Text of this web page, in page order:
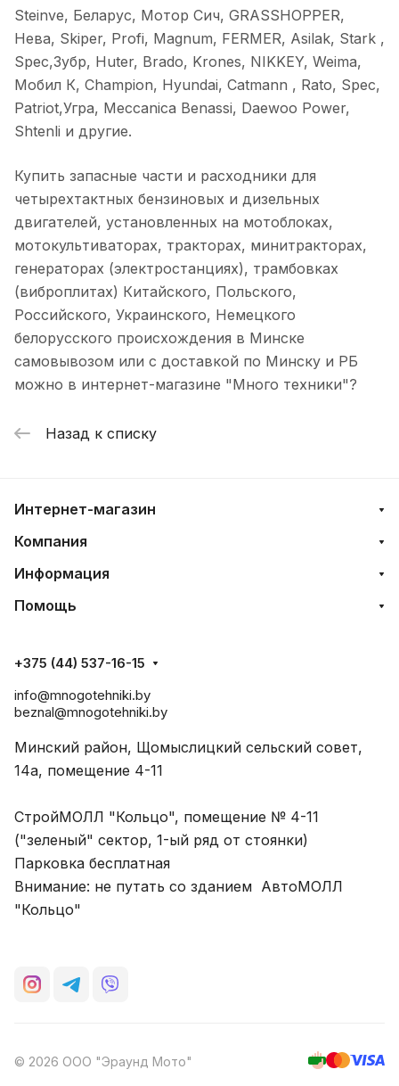
Steinve, Беларус, Мотор Cич, GRASSHOPPER,
Нева, Skiper, Profi, Magnum, FERMER, Asilak, Stark ,
Spec,Зубр, Huter, Brado, Krones, NIKKEY, Weima,
Мобил К, Champion, Hyundai, Catmann , Rato, Spec,
Patriot,Угра, Meccanica Benassi, Daewoo Power,
Shtenli и другие.
Купить запасные части и расходники для
четырехтактных бензиновых и дизельных
двигателей, установленных на мотоблоках,
мотокультиваторах, тракторах, минитракторах,
генераторах (электростанциях), трамбовках
(виброплитах) Китайского, Польского,
Российского, Украинского, Немецкого
белорусского происхождения в Минске
самовывозом или с доставкой по Минску и РБ
можно в интернет-магазине "Много техники"?
Назад к списку
Интернет-магазин
Компания
Информация
Помощь
+375 (44) 537-16-15
info@mnogotehniki.by
beznal@mnogotehniki.by
Минский район, Щомыслицкий сельский совет,
14а, помещение 4-11
СтройМОЛЛ "Кольцо", помещение № 4-11
("зеленый" сектор, 1-ый ряд от стоянки)
Парковка бесплатная
Внимание: не путать со зданием АвтоМОЛЛ
"Кольцо"
© 2026 ООО "Эраунд Мото"